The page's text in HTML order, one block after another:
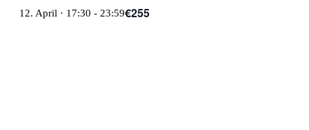
12. April · 17:30 - 23:59€255